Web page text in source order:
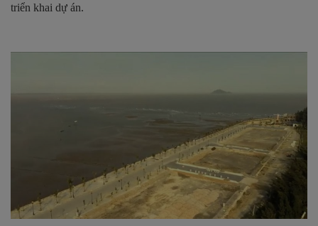
triển khai dự án.